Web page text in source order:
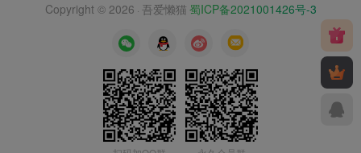
Copyright © 2026 · 吾爱懒猫 蜀ICP备2021001426号-3